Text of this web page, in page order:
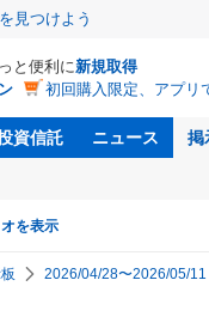
見つけよう
と便利に新規取得
初回購入限定、アプリ
資信託 ニュース 掲
を表示
2026/04/28〜2026/05/11